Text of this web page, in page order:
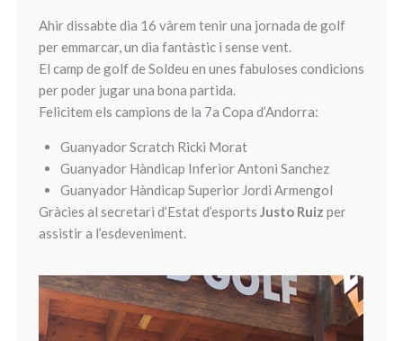
Ahir dissabte dia 16 vàrem tenir una jornada de golf
per emmarcar, un dia fantàstic i sense vent.
El camp de golf de Soldeu en unes fabuloses condicions
per poder jugar una bona partida.
Felicitem els campions de la 7a Copa d’Andorra:
Guanyador Scratch Ricki Morat
Guanyador Hàndicap Inferior Antoni Sanchez
Guanyador Hàndicap Superior Jordi Armengol
Gràcies al secretari d’Estat d’esports Justo Ruiz per
assistir a l’esdeveniment.